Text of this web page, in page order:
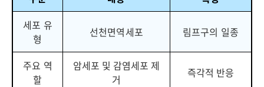
세포 유
형
선천면역세포 림프구의 일종
주요 역
할
암세포 및 감염세포 제
거
즉각적 반응